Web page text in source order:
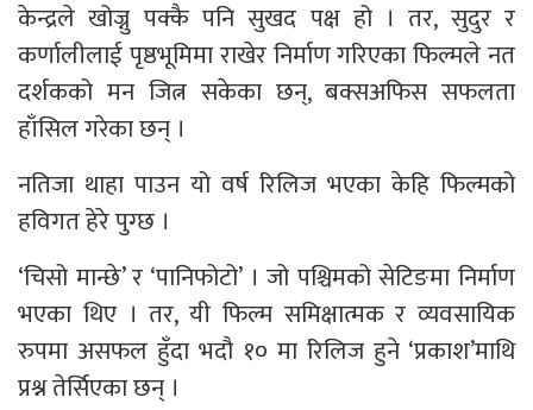
केन्द्रले खोज्नु पक्कै पनि सुखद पक्ष हो । तर, सुदुर र
कर्णालीलाई पृष्ठभूमिमा राखेर निर्माण गरिएका फिल्मले नत
दर्शकको मन जित्न सकेका छन्, बक्सअफिस सफलता
हाँसिल गरेका छन् ।
नतिजा थाहा पाउन यो वर्ष रिलिज भएका केहि फिल्मको
हविगत हेरे पुग्छ ।
‘चिसो मान्छे’ र ‘पानिफोटो’ । जो पश्चिमको सेटिङमा निर्माण
भएका थिए । तर, यी फिल्म समिक्षात्मक र व्यवसायिक
रुपमा असफल हुँदा भदौ १० मा रिलिज हुने ‘प्रकाश’माथि
प्रश्न तेर्सिएका छन् ।